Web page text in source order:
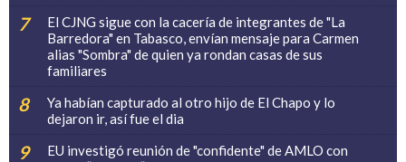
El CJNG sigue con la cacería de integrantes de "La
Barredora" en Tabasco, envían mensaje para Carmen
alias "Sombra" de quien ya rondan casas de sus
familiares
Ya habían capturado al otro hijo de El Chapo y lo
dejaron ir, así fue el dia
EU investigó reunión de "confidente" de AMLO con